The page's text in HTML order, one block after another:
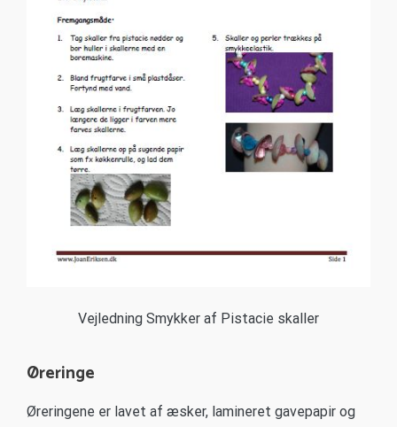
Vejledning Smykker af Pistacie skaller
Øreringe
Øreringene er lavet af æsker, lamineret gavepapir og